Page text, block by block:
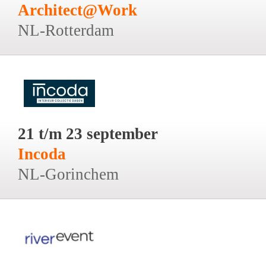
Architect@Work
NL-Rotterdam
21 t/m 23 september
Incoda
NL-Gorinchem